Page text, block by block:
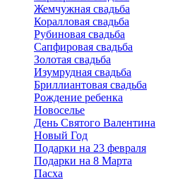
Жемчужная свадьба
Коралловая свадьба
Рубиновая свадьба
Сапфировая свадьба
Золотая свадьба
Изумрудная свадьба
Бриллиантовая свадьба
Рождение ребенка
Новоселье
День Святого Валентина
Новый Год
Подарки на 23 февраля
Подарки на 8 Марта
Пасха